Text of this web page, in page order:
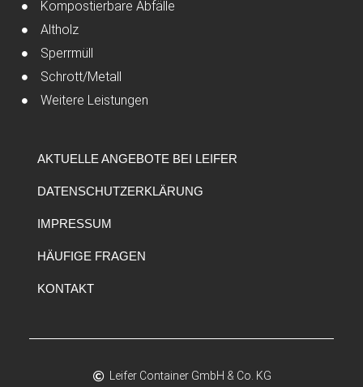
Kompostierbare Abfälle
Altholz
Sperrmüll
Schrott/Metall
Weitere Leistungen
AKTUELLE ANGEBOTE BEI LEIFER
DATENSCHUTZERKLÄRUNG
IMPRESSUM
HÄUFIGE FRAGEN
KONTAKT
Leifer Container GmbH & Co. KG